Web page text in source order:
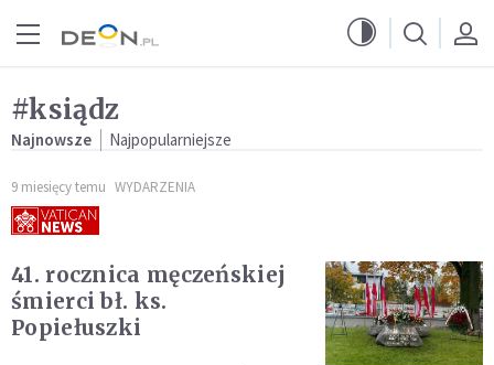
#ksiądz
Najnowsze Najpopularniejsze
9 miesięcy temu WYDARZENIA
41. rocznica męczeńskiej
śmierci bł. ks.
Popiełuszki